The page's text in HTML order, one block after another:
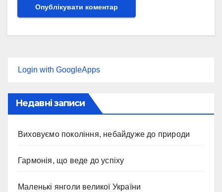
Login with GoogleApps
Недавні записи
Виховуємо покоління, небайдуже до природи
Гармонія, що веде до успіху
Маленькі янголи великої України